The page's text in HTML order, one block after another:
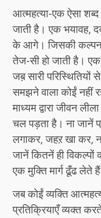
आत्महत्या-एक ऐसा
जाती है। एक भयावह,
के आगे। जिसकी
तेज-सी हो जाती है।
जब़ सारी
समझने वाला कोईं नहीं
माध्यम द्वारा जीवन
चल पड़ता है। ना जानें
लगाकर, जहऱ खा कर,
जानें कितनें ही
एक मुक्ति मार्ग ढूँढ लेते
जब कोईं व्यक्ति
प्रतिक्रियाएँ व्यक्त